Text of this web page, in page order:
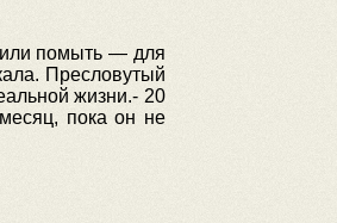
или помыть — для
Пресловутый
жизни.- 20
пока он не